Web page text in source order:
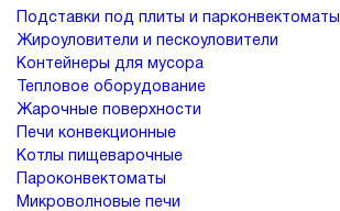
Подставки под плиты и парконвектоматы
Жироуловители и пескоуловители
Контейнеры для мусора
Тепловое оборудование
Жарочные поверхности
Печи конвекционные
Котлы пищеварочные
Пароконвектоматы
Микроволновые печи